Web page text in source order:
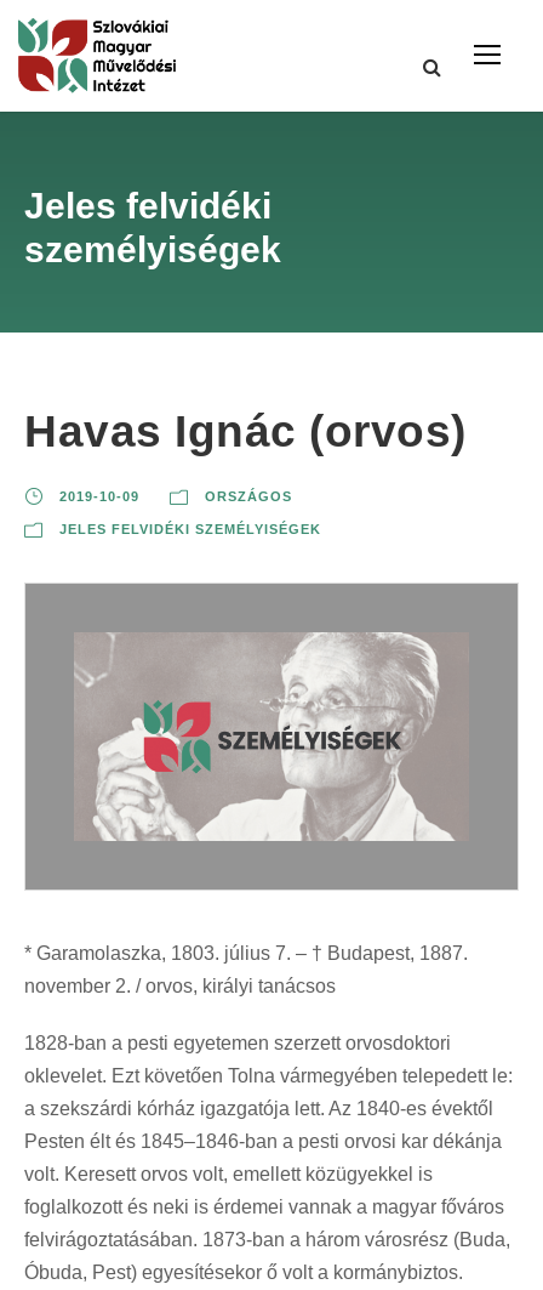
Jeles felvidéki
személyiségek
Havas Ignác (orvos)
2019-10-09 ORSZÁGOS
JELES FELVIDÉKI SZEMÉLYISÉGEK
* Garamolaszka, 1803. július 7. – † Budapest, 1887.
november 2. / orvos, királyi tanácsos
1828-ban a pesti egyetemen szerzett orvosdoktori
oklevelet. Ezt követően Tolna vármegyében telepedett le:
a szekszárdi kórház igazgatója lett. Az 1840-es évektől
Pesten élt és 1845–1846-ban a pesti orvosi kar dékánja
volt. Keresett orvos volt, emellett közügyekkel is
foglalkozott és neki is érdemei vannak a magyar főváros
felvirágoztatásában. 1873-ban a három városrész (Buda,
Óbuda, Pest) egyesítésekor ő volt a kormánybiztos.